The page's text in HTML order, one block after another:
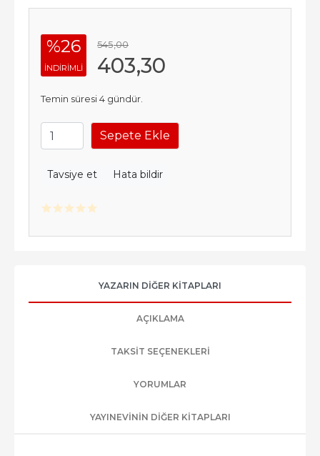
%26
INDIRIMLI
545,00
403,30
Temin süresi 4 gündür.
Sepete Ekle
Tavsiye et Hata bildir
YAZARIN DIĞER KITAPLARI
AÇIKLAMA
TAKSIT SEÇENEKLERI
YORUMLAR
YAYINEVININ DIĞER KITAPLARI